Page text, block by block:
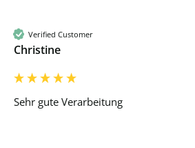
Verified Customer
Christine
Sehr gute Verarbeitung